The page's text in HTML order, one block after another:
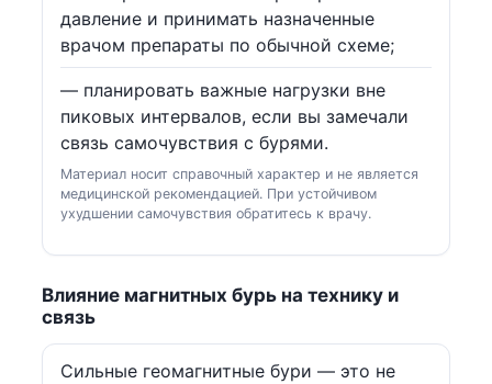
давление и принимать назначенные
врачом препараты по обычной схеме;
— планировать важные нагрузки вне
пиковых интервалов, если вы замечали
связь самочувствия с бурями.
Материал носит справочный характер и не является
медицинской рекомендацией. При устойчивом
ухудшении самочувствия обратитесь к врачу.
Влияние магнитных бурь на технику и
связь
Сильные геомагнитные бури — это не